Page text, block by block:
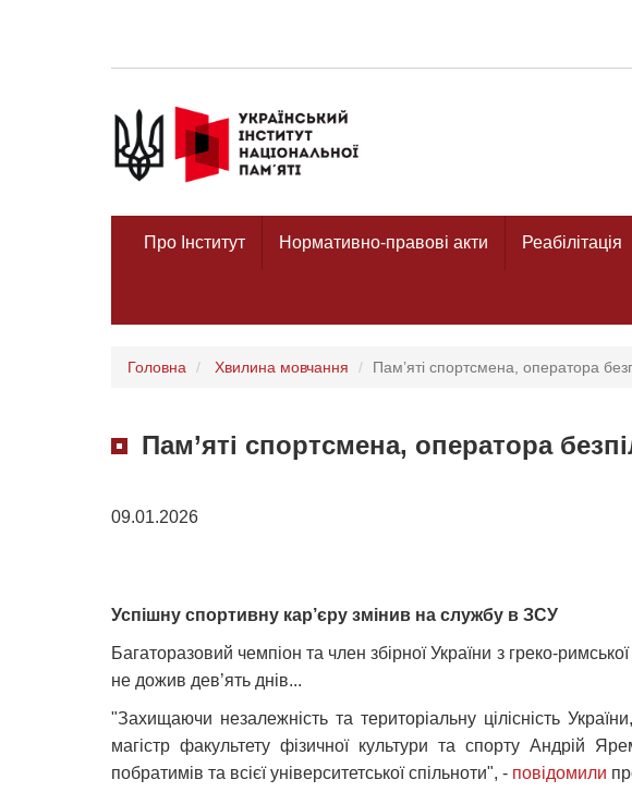
Про Інститут Нормативно-правові акти Реабілітація
Головна Хвилина мовчання Пам’яті спортсмена, оператора
Пам’яті спортсмена, оператора
09.01.2026
Успішну спортивну кар’єру змінив на службу в ЗСУ
Багаторазовий чемпіон та член збірної України з греко-
не дожив дев’ять днів...
"Захищаючи незалежність та територіальну цілісність
магістр факультету фізичної культури та спорту Андрій
побратимів та всієї університетської спільноти", - повідомили